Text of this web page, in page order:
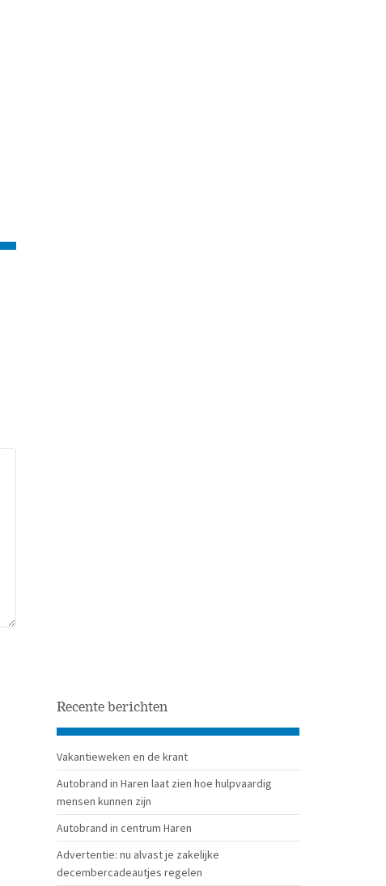
Recente berichten
Vakantieweken en de krant
Autobrand in Haren laat zien hoe hulpvaardig
mensen kunnen zijn
Autobrand in centrum Haren
Advertentie: nu alvast je zakelijke
decembercadeautjes regelen